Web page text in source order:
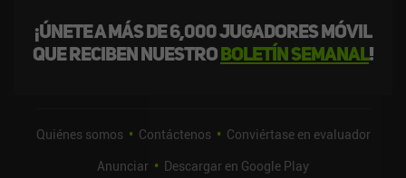
¡Únete a más de 6,000 jugadores móvil
que reciben nuestroboletín semanal!
Quiénes somos Contáctenos
Conviértase en evaluador
Anunciar
Descargar en Google Play